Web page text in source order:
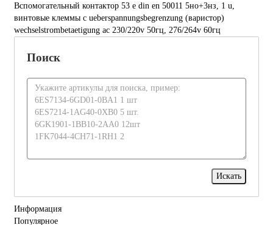
Вспомогательный контактор 53 e din en 50011 5но+3нз, 1 u,
винтовые клеммы с ueberspannungsbegrenzung (варистор)
wechselstrombetaetigung ac 230/220v 50гц, 276/264v 60гц
Поиск
Информация
Популярное